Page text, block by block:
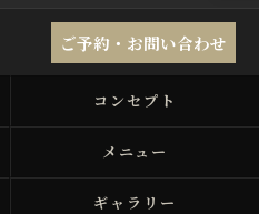
ご予約・お問い合わせ
コンセプト
メニュー
ギャラリー